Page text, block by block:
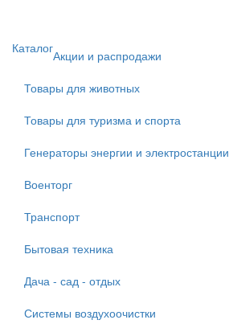
КаталогАкции и распродажи
Товары для животных
Товары для туризма и спорта
Генераторы энергии и электростанции
Военторг
Транспорт
Бытовая техника
Дача - сад - отдых
Системы воздухоочистки